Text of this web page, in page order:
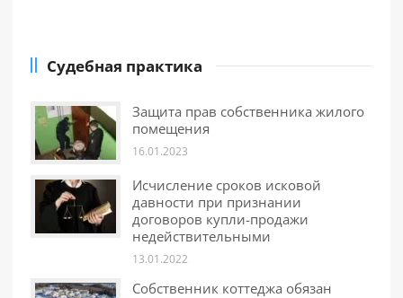
Судебная практика
Защита прав собственника жилого
помещения
16.01.2023
Исчисление сроков исковой
давности при признании
договоров купли-продажи
недействительными
13.01.2022
Собственник коттеджа обязан